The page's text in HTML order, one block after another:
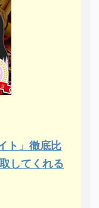
ト」徹底比
してくれる